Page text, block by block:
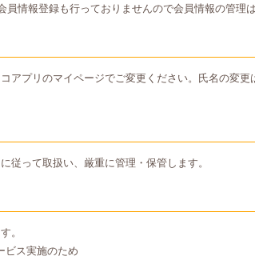
情報登録も行っておりませんので会員情報の管理は
アプリのマイページでご変更ください。氏名の変
従って取扱い、厳重に管理・保管します。
。
ビス実施のため